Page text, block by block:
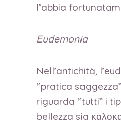
l’abbia
Eudemonia
Nell’antichità,
“pratica
riguarda “tutti” i
bellezza sia